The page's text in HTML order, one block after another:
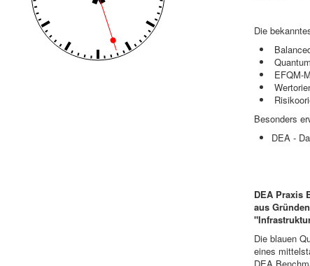
Die
EFQM-
Besonders
DEA -
DEA Praxis
aus
Die blauen
eines